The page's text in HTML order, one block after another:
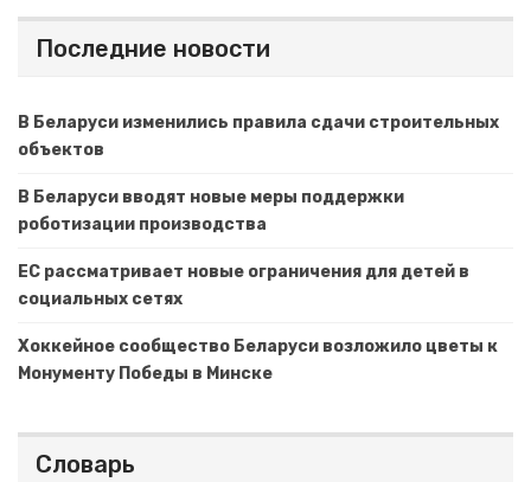
Последние новости
В Беларуси изменились правила сдачи строительных
объектов
В Беларуси вводят новые меры поддержки
роботизации производства
ЕС рассматривает новые ограничения для детей в
социальных сетях
Хоккейное сообщество Беларуси возложило цветы к
Монументу Победы в Минске
Словарь